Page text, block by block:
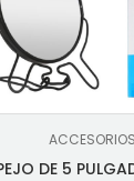
DE 5